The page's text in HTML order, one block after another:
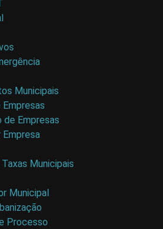
Municipais
de Empresas
Empresa
Municipais
Municipal
Processo